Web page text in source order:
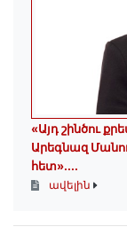
«Այդ շինծու
Արեգնազ
հետ»․...
ավելին